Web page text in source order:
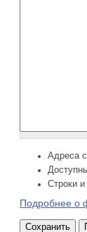
Адреса
Строки
Подробнее о